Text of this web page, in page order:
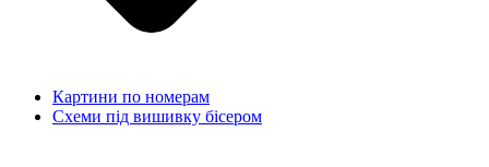
Картини по номерам
Схеми під вишивку бісером